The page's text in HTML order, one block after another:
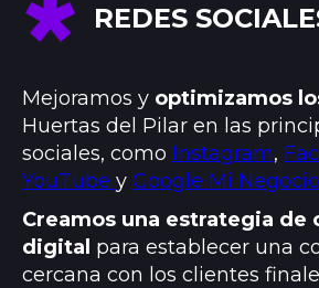
REDES
Mejoramos y optimizamos
Huertas del Pilar en las
sociales, como Instagram,
YouTube y Google Mi Negocio
Creamos una estrategia de
digital para establecer una
cercana con los clientes